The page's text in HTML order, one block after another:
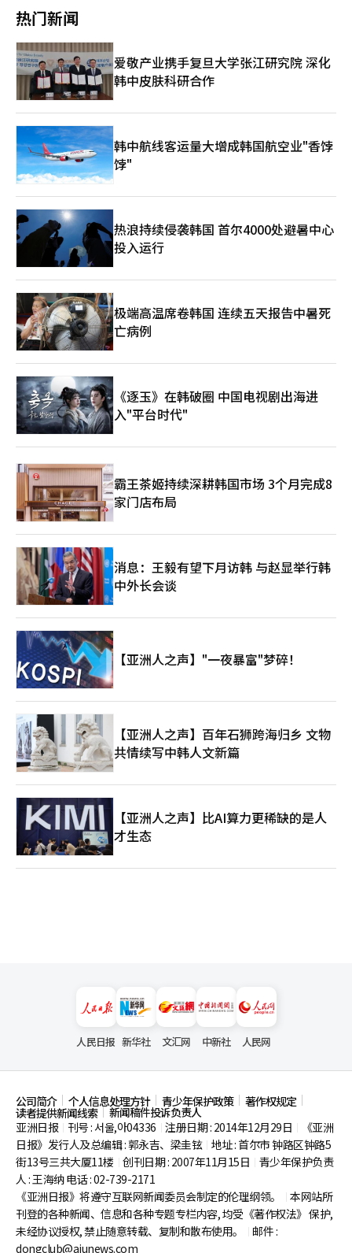
1368亿韩元的销售额，成为所有游戏中表现最好的作品。《天堂
经典》第一季度销售额为835亿韩元，发布90天的累计销售额为
1924亿韩元。 朴炳武在电话会议中表示：“我们不仅仅满足于第
一季度的良好业绩，而是基于此，坚信每个季度的销售和营业利润
将持续增长。” NC展现出信心的原因在于《天堂经典》的长期热
销潜力。朴代表解释说，发布三个月后，月活跃用户、日活跃用户
和网吧市场份额等指标依然保持稳定，尤其是新服务器“巴拉卡
斯”的开放后，日销售额创下新高。 用户群体的变化也值得关
注。NC表示，《天堂经典》不仅吸引了原有的中年用户，还吸引
了20至30岁的年轻用户。这一现象在长期服务方面是积极的，表
明其用户基础正在扩大。 对于《天堂重制版》的自我蚕食担忧，
NC的立场是有限的。尽管《天堂重制版》的销售额同比下降了
30%，但这一降幅低于预期。整体《天堂》IP的用户基础和销售额
销能力扩展至全球的阶段。朴代表表示：“我们计划通过6月发布
六个月纪念活动和第四季更新，重新吸引回归用户。”全球发布定
于第三季度，6月初将启动夏季游戏节，进行全面营销。 NC表示，
《艾尔之战2》的全球预先指标显示出比其他服务更好的表现。然
而，由于全球市场上PC和主机MMORPG的竞争激烈，韩国和台湾
的成功是否能在全球复制仍需验证。当地化质量、收费结构和在线
运营能力将成为全球热销的关键变量。 业务组合的多样化也在进
行中。第一季度移动休闲游戏的销售额为355亿韩元，得益于里呼
呼和春天公司的业绩。NC在3月的经营战略会议上提出，遗产IP的
提升、新IP的获取和移动休闲业务将是三大增长支柱。2030年的
销售目标为5万亿韩元，自有资本收益率超过15%是中长期目标。
洪元俊CFO表示，从第二季度开始，JUSTPLAY的业绩将被合并，
移动休闲业务的销售规模将显著扩大。NC预计移动休闲业务在
2030年将实现15000亿韩元的销售额。这被视为NC试图摆脱以往
MMORPG为中心的体质，以降低收益波动性。 新作阵容也十分积
极。NC计划到2030年推出20余款新标题，其中10余款将在明年发
者》和《时间收集者》等。 朴代表在电话会议中强调：“一两款
标题的增长或减少并不是关键，而是要建立一个可预测的、持续增
长的商业模型。”这被解读为NC希望多元化其以往依赖特定大型
MMORPG的业绩结构的宣言。 此次业绩显示，NC在去年进行的体
质改善和成本效率提升后，已进入反弹阶段。《艾尔之战2》和
《天堂经典》的双双热销使得PC游戏销售额创下历史最高，而移
动休闲的收购效应也开始反映在合并业绩中。 然而，持续增长的
可能性仍处于验证阶段。《天堂经典》的初期热销是否能转化为长
期销售，《艾尔之战2》的全球发布是否能吸引海外用户，以及移
动休闲业务能否实现稳定的利润率，都是关键因素。随着大型新作
的发布增多，营销费用和开发费用也可能增加，因此收益管理也显
得尤为重要。 NC今年的业绩展望依赖于现有IP的长期热销、新作
发布的时间表和全球扩展的成果。仅从第一季度的表现来看，实现
2.5万亿韩元的销售目标的可能性提高，但要实现NC所强调的“可
预测的持续增长模型”，还需在多个领域和地区证明可重复的热销
公式。 朴炳武共同代表表示：“到2030年，我们将推出20余款新
标题和移动休闲增长战略，目标是实现2030年销售5万亿韩元，正
在顺利推进。”并表示：“我们将建立一个可预测的、持续增长的
商业模型。”※ 本报道经人工智能（AI）系统翻译与编辑。
热门新闻
爱敬产业携手复旦大学张江研究院 深化
韩中皮肤科研合作
韩中航线客运量大增成韩国航空业"香饽
饽"
热浪持续侵袭韩国 首尔4000处避暑中心
投入运行
极端高温席卷韩国 连续五天报告中暑死
亡病例
《逐玉》在韩破圈 中国电视剧出海进
入"平台时代"
霸王茶姬持续深耕韩国市场 3个月完成8
家门店布局
消息：王毅有望下月访韩 与赵显举行韩
中外长会谈
【亚洲人之声】"一夜暴富"梦碎！
【亚洲人之声】百年石狮跨海归乡 文物
共情续写中韩人文新篇
【亚洲人之声】比AI算力更稀缺的是人
才生态
人民日报 新华社 文汇网 中新社 人民网
公司简介 个人信息处理方针 青少年保护政策 著作权规定
读者提供新闻线索
新闻稿件投诉负责人
亚洲日报
刊号 : 서울,아04336 注册日期 : 2014年12月29日
《亚洲
日报》发行人及总编辑 : 郭永吉、梁圭铉 地址 : 首尔市钟路区钟路5
街13号三共大厦11楼 创刊日期 : 2007年11月15日
青少年保护负责
人 : 王海纳 电话 : 02-739-2171
《亚洲日报》将遵守互联网新闻委员会制定的伦理纲领。
本网站所
刊登的各种新闻、信息和各种专题专栏内容, 均受《著作权法》 保护,
未经协议授权, 禁止随意转载、复制和散布使用。
邮件 :
dongclub@ajunews.com